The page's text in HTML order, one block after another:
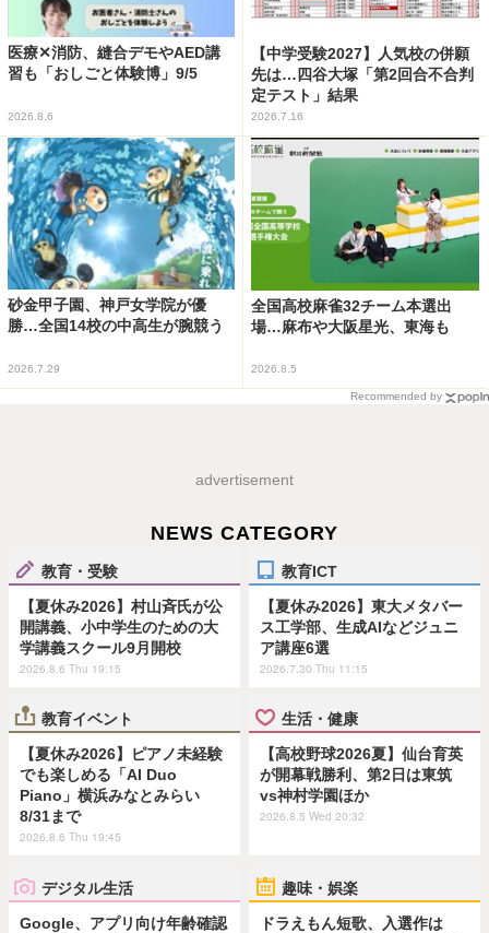
医療✕消防、縫合デモやAED講
習も「おしごと体験博」9/5
2026.8.6
【中学受験2027】人気校の併願
先は…四谷大塚「第2回合不合判
定テスト」結果
2026.7.16
砂金甲子園、神戸女学院が優
勝…全国14校の中高生が腕競う
2026.7.29
全国高校麻雀32チーム本選出
場…麻布や大阪星光、東海も
2026.8.5
Recommended by
advertisement
NEWS CATEGORY
教育・受験
【夏休み2026】村山斉氏が公
開講義、小中学生のための大
学講義スクール9月開校
2026.8.6 Thu 19:15
教育ICT
【夏休み2026】東大メタバー
ス工学部、生成AIなどジュニ
ア講座6選
2026.7.30 Thu 11:15
教育イベント
【夏休み2026】ピアノ未経験
でも楽しめる「AI Duo
Piano」横浜みなとみらい
8/31まで
2026.8.6 Thu 19:45
生活・健康
【高校野球2026夏】仙台育英
が開幕戦勝利、第2日は東筑
vs神村学園ほか
2026.8.5 Wed 20:32
デジタル生活
Google、アプリ向け年齢確認
趣味・娯楽
ドラえもん短歌、入選作は